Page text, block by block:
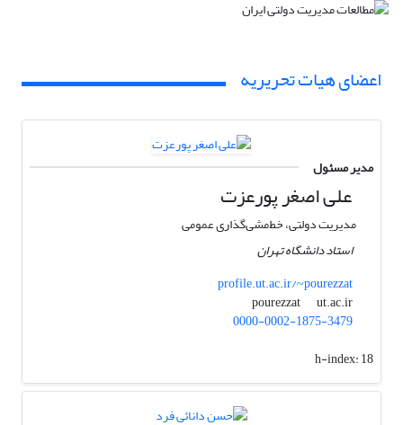
اعضای هیات تحریریه
مدیر مسئول
علی اصغر پورعزت
مدیریت دولتی، خط‌مشی‌گذاری عمومی
استاد دانشگاه تهران
profile.ut.ac.ir/~pourezzat
pourezzat
ut.ac.ir
0000-0002-1875-3479
h-index:18